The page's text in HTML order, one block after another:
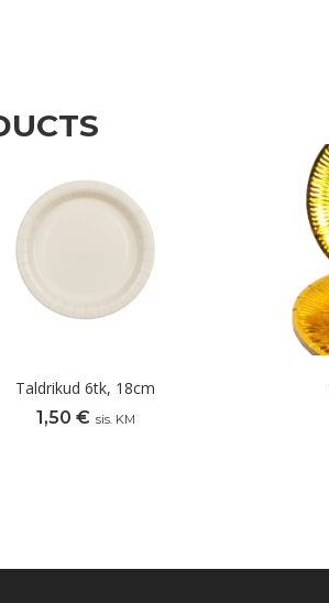
Taldrikud 6tk, 18cm
1,50 € sis. KM